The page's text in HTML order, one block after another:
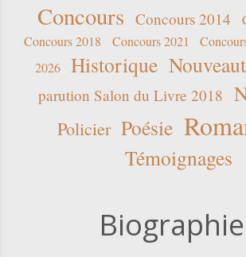
Concours Concours 2014
Concours 2018
Concours 2021
2026
Historique
parution Salon du Livre 2018
Policier Poésie
Témoignages